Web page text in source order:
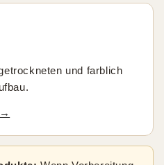
und farblich